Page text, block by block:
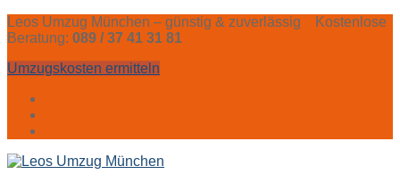
Zum
Inhalt
Menü
Schließen
Leos Umzug München – günstig & zuverlässig Kostenlose
Beratung: 089 / 37 41 31 81
Umzugskosten ermitteln